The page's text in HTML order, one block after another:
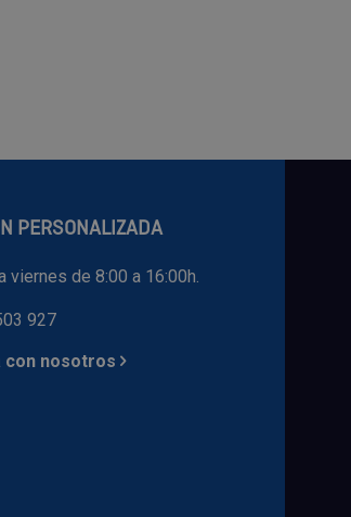
PERSONALIZADA
viernes de 8:00 a 16:00h.
927
con nosotros